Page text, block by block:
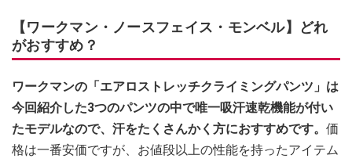
【ワークマン・ノースフェイス・モンベル】どれ
がおすすめ？
ワークマンの「エアロストレッチクライミングパンツ」は
今回紹介した3つのパンツの中で唯一吸汗速乾機能が付い
たモデルなので、汗をたくさんかく方におすすめです。 価
格は一番安価ですが、お値段以上の性能を持ったアイテム